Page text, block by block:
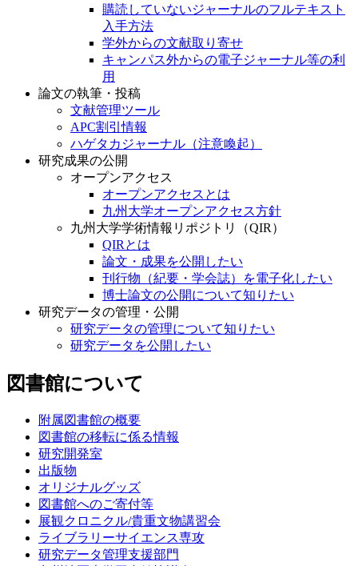
購読していないジャーナルのフルテキスト
入手方法
学外からの文献取り寄せ
キャンパス外からの電子ジャーナル等の利
用
論文の執筆・投稿
文献管理ツール
APC割引情報
ハゲタカジャーナル（注意喚起）
研究成果の公開
オープンアクセス
オープンアクセスとは
九州大学オープンアクセス方針
九州大学学術情報リポジトリ（QIR）
QIRとは
論文・成果を公開したい
刊行物（紀要・学会誌）を電子化したい
博士論文の公開について知りたい
研究データの管理・公開
研究データの管理について知りたい
研究データを公開したい
図書館について
附属図書館の概要
図書館の移転に係る情報
研究開発室
出版物
オリジナルグッズ
図書館へのご寄付等
展観クロニクル/貴重文物講習会
ライブラリーサイエンス専攻
研究データ管理支援部門